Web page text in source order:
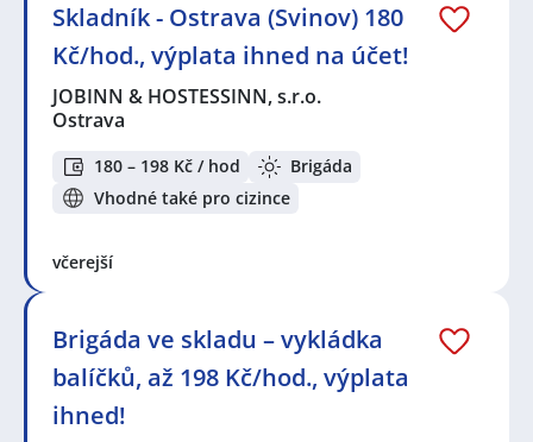
Skladník - Ostrava (Svinov) 180
Kč/hod., výplata ihned na účet!
JOBINN & HOSTESSINN, s.r.o.
Ostrava
180 – 198 Kč / hod
Brigáda
Vhodné také pro cizince
včerejší
Brigáda ve skladu – vykládka
balíčků, až 198 Kč/hod., výplata
ihned!